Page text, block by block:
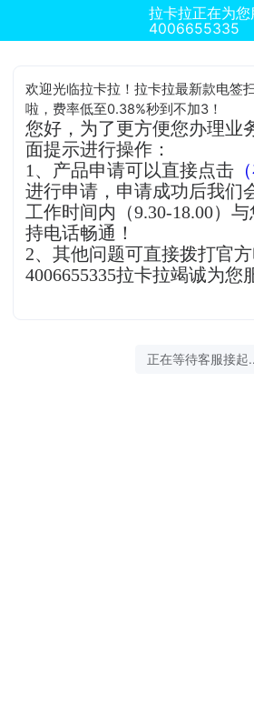
拉卡拉正在为您
4006655335
欢迎光临拉卡拉！拉卡拉最新款电签
啦，费率低至0.38%秒到不加3！
您好，为了更方便您办理业
面提示进行操作：
1、产品申请可以直接点击
进行申请，申请成功后我们
工作时间内（9.30-18.00）
持电话畅通！
2、其他问题可直接拨打官方
4006655335拉卡拉竭诚为您
正在等待客服接起